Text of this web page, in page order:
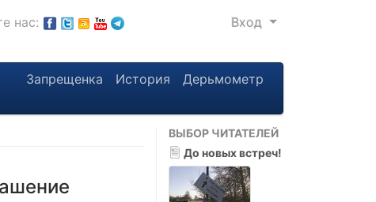
нас: Вход
Запрещенка История Дерьмометр
ВЫБОР ЧИТАТЕЛЕЙ
До новых встреч!